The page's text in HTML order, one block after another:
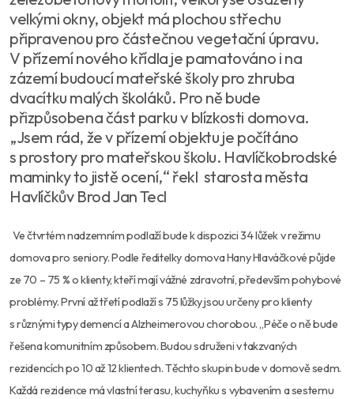
velkými okny, objekt má plochou střechu
připravenou pro částečnou vegetační úpravu.
V přízemí nového křídla je pamatováno i na
zázemí budoucí mateřské školy pro zhruba
dvacítku malých školáků. Pro ně bude
přizpůsobena část parku v blízkosti domova.
„Jsem rád, že v přízemí objektu je počítáno
s prostory pro mateřskou školu. Havlíčkobrodské
maminky to jistě ocení,“ řekl starosta města
Havlíčkův Brod Jan Tecl
Ve čtvrtém nadzemním podlaží bude k dispozici 34 lůžek v režimu
domova pro seniory. Podle ředitelky domova Hany Hlaváčkové půjde
ze 70 – 75 % o klienty, kteří mají vážné zdravotní, především pohybové
problémy. První až třetí podlaží s 75 lůžky jsou určeny pro klienty
s různými typy demencí a Alzheimerovou chorobou. „Péče o ně bude
řešena komunitním způsobem. Budou sdruženi v takzvaných
rezidencích po 10 až 12 klientech. Těchto skupin bude v domově sedm.
Každá rezidence má vlastní terasu, kuchyňku s vybavením a sesternu